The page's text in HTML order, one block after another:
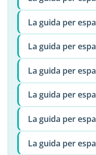
La guida per
La guida per
La guida per
La guida per
La guida per
La guida per